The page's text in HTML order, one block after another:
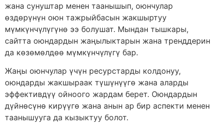
жана сунуштар менен таанышып, оюнчулар
өздөрүнүн оюн тажрыйбасын жакшыртуу
мүмкүнчүлүгүнө ээ болушат. Мындан тышкары,
сайтта оюндардын жаңылыктарын жана тренддерин
да көзөмөлдөө мүмкүнчүлүгү бар.
Жаңы оюнчулар үчүн ресурстарды колдонуу,
оюндарды жакшыраак түшүнүүгө жана аларды
эффективдүү ойноого жардам берет. Оюндардын
дүйнөсүнө кирүүгө жана анын ар бир аспекти менен
таанышууга да кызыктуу болот.